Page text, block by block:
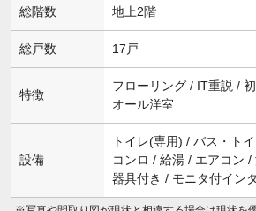
総階数 地上2階
総戸数 17戸
特徴
フローリング / IT重説 /
オール洋室
設備
トイレ(専用) / バス・ト
コンロ / 給湯 / エアコン
器具付き / モニタ付イン